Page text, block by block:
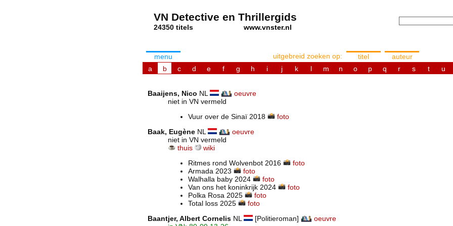
VN Detective en Thrillergids
24350 titels www.vnster.nl
menu uitgebreid zoeken op: titel auteur
a
b c d e f g h i j k l m n o p q r s t u
Baaijens, Nico NL
oeuvre
niet in VN vermeld
Vuur over de Sinaï 2018
foto
Baak, Eugène NL
oeuvre
niet in VN vermeld
thuis
wiki
Ritmes rond Wolvenbot 2016
foto
Armada 2023
foto
Walhalla baby 2024
foto
Van ons het koninkrijk 2024
foto
Polka Rosa 2025
foto
Total loss 2025
foto
Baantjer, Albert Cornelis NL [Politieroman]
oeuvre